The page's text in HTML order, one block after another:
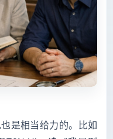
是相当给力的。比如